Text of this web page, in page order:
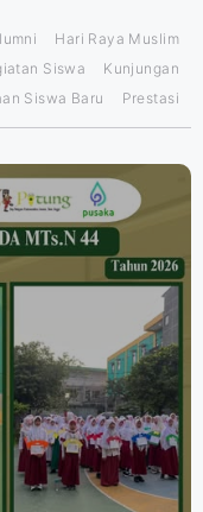
Hari Raya Muslim
Siswa
Kunjungan
Siswa Baru Prestasi